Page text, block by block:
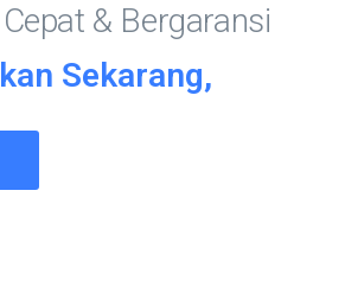
& Bergaransi
Sekarang,